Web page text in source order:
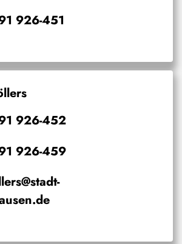
926-451
926-452
926-459